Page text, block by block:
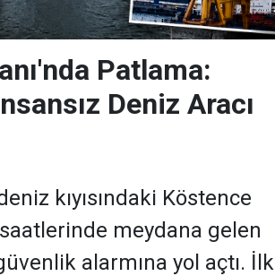
Patlama:
Deniz Aracı
kıyısındaki Köstence
meydana gelen
alarmına yol açtı. İlk